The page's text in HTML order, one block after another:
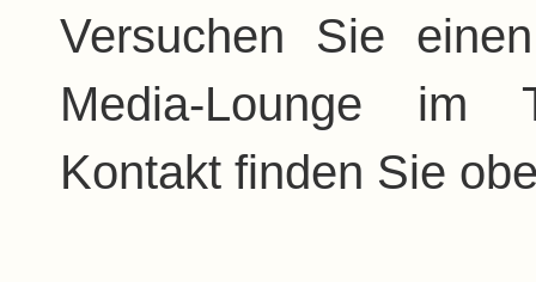
Versuchen Sie
Media-Lounge im
Kontakt finden Sie